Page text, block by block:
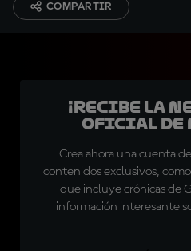
COMPARTIR
¡Recibe la
oficial de
Crea ahora una cuenta
contenidos exclusivos,
que incluye crónicas de
información interesante